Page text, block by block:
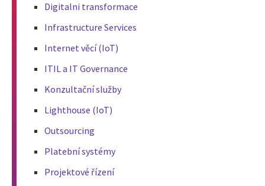
Digitalni transformace
Infrastructure Services
Internet věcí (IoT)
ITIL a IT Governance
Konzultační služby
Lighthouse (IoT)
Outsourcing
Platební systémy
Projektové řízení